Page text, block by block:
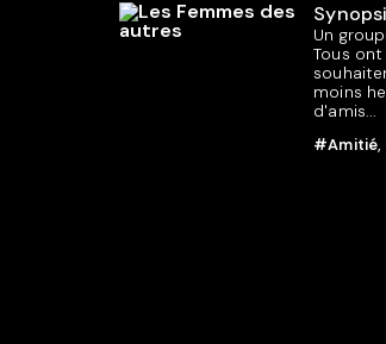
Un
Tous
moins
d'amis...
#Amitié,